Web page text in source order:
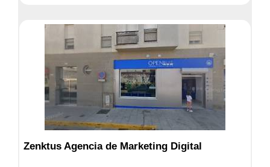
Zenktus Agencia de Marketing Digital